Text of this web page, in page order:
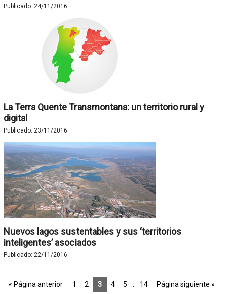
Publicado: 24/11/2016
La Terra Quente Transmontana: un territorio rural y
digital
Publicado: 23/11/2016
Nuevos lagos sustentables y sus ‘territorios
inteligentes’ asociados
Publicado: 22/11/2016
« Página anterior 1 2 3 4 5 14 Página siguiente »